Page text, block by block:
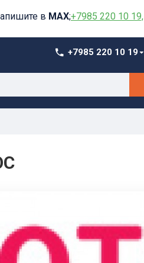
в MAX;+7985 220 10 19,
+7985 220 10 19